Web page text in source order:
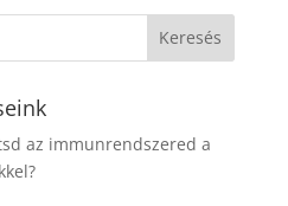
az immunrendszered a